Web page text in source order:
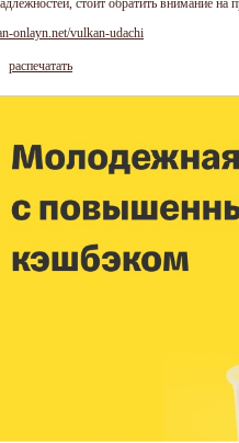
onlayn.net/vulkan-udachi
распечатать